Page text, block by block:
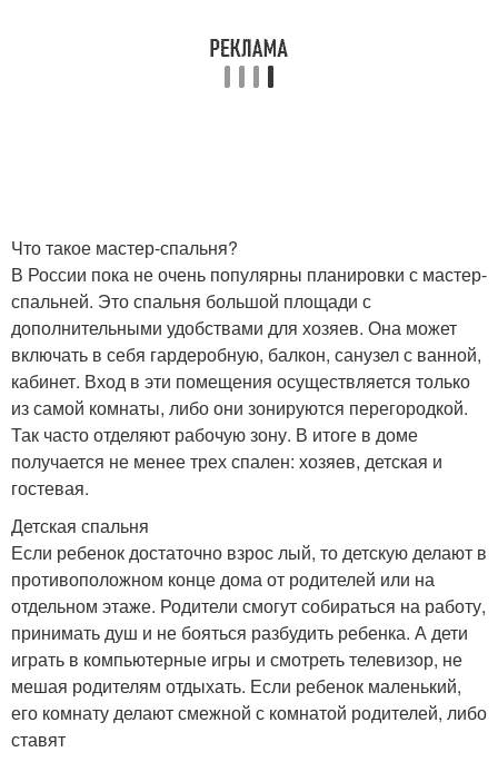
Что такое мастер-спальня?
В России пока не очень популярны планировки с мастер-
спальней. Это спальня большой площади с
дополнительными удобствами для хозяев. Она может
включать в себя гардеробную, балкон, санузел с ванной,
кабинет. Вход в эти помещения осуществляется только
из самой комнаты, либо они зонируются перегородкой.
Так часто отделяют рабочую зону. В итоге в доме
получается не менее трех спален: хозяев, детская и
гостевая.
Детская спальня
Если ребенок достаточно взрос лый, то детскую делают в
противоположном конце дома от родителей или на
отдельном этаже. Родители смогут собираться на работу,
принимать душ и не бояться разбудить ребенка. А дети
играть в компьютерные игры и смотреть телевизор, не
мешая родителям отдыхать. Если ребенок маленький,
его комнату делают смежной с комнатой родителей, либо
ставят